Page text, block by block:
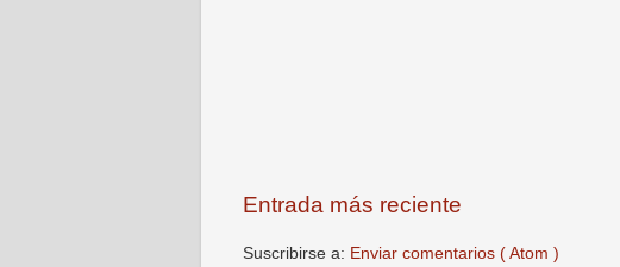
Entrada más reciente
Suscribirse a: Enviar comentarios ( Atom )